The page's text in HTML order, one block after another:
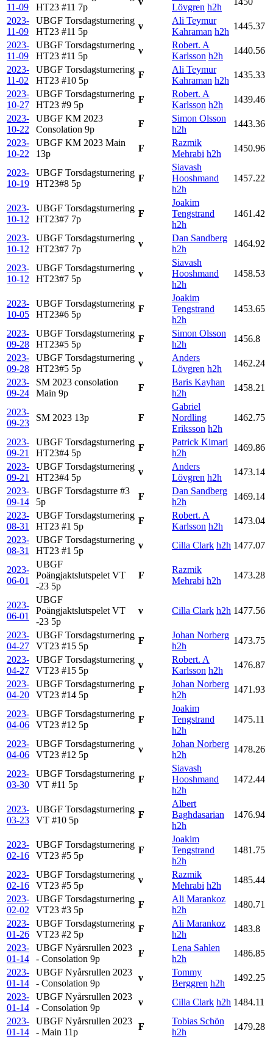
11-09
HT23 #11 7p
Lövgren h2h
2023-
11-09
UBGF Torsdagsturnering
HT23 #11 5p
v
Ali Teymur
Kahraman h2h
1445.37
2023-
11-09
UBGF Torsdagsturnering
HT23 #11 5p
v
Robert. A
Karlsson h2h
1440.56
2023-
11-02
UBGF Torsdagsturnering
HT23 #10 5p
F
Ali Teymur
Kahraman h2h
1435.33
2023-
10-27
UBGF Torsdagsturnering
HT23 #9 5p
F
Robert. A
Karlsson h2h
1439.46
2023-
10-22
UBGF KM 2023
Consolation 9p
F
Simon Olsson
h2h
1443.36
2023-
10-22
UBGF KM 2023 Main
13p
F
Razmik
Mehrabi h2h
1450.96
2023-
10-19
UBGF Torsdagsturnering
HT23#8 5p
F
Siavash
Hooshmand
h2h
1457.22
2023-
10-12
UBGF Torsdagsturnering
HT23#7 7p
F
Joakim
Tengstrand
h2h
1461.42
2023-
10-12
UBGF Torsdagsturnering
HT23#7 7p
v
Dan Sandberg
h2h
1464.92
2023-
10-12
UBGF Torsdagsturnering
HT23#7 5p
v
Siavash
Hooshmand
h2h
1458.53
2023-
10-05
UBGF Torsdagsturnering
HT23#6 5p
F
Joakim
Tengstrand
h2h
1453.65
2023-
09-28
UBGF Torsdagsturnering
HT23#5 5p
F
Simon Olsson
h2h
1456.8
2023-
09-28
UBGF Torsdagsturnering
HT23#5 5p
v
Anders
Lövgren h2h
1462.24
2023-
09-24
SM 2023 consolation
Main 9p
F
Baris Kayhan
h2h
1458.21
2023-
09-23
SM 2023 13p F
Gabriel
Nordling
Eriksson h2h
1462.75
2023-
09-21
UBGF Torsdagsturnering
HT23#4 5p
F
Patrick Kimari
h2h
1469.86
2023-
09-21
UBGF Torsdagsturnering
HT23#4 5p
v
Anders
Lövgren h2h
1473.14
2023-
09-14
UBGF Torsdagsturre #3
5p
F
Dan Sandberg
h2h
1469.14
2023-
08-31
UBGF Torsdagsturnering
HT23 #1 5p
F
Robert. A
Karlsson h2h
1473.04
2023-
08-31
UBGF Torsdagsturnering
HT23 #1 5p
v Cilla Clark h2h 1477.07
2023-
06-01
UBGF
Poängjaktslutspelet VT
-23 5p
F
Razmik
Mehrabi h2h
1473.28
2023-
06-01
UBGF
Poängjaktslutspelet VT
-23 5p
v Cilla Clark h2h 1477.56
2023-
04-27
UBGF Torsdagsturnering
VT23 #15 5p
F
Johan Norberg
h2h
1473.75
2023-
04-27
UBGF Torsdagsturnering
VT23 #15 5p
v
Robert. A
Karlsson h2h
1476.87
2023-
04-20
UBGF Torsdagsturnering
VT23 #14 5p
F
Johan Norberg
h2h
1471.93
2023-
04-06
UBGF Torsdagsturnering
VT23 #12 5p
F
Joakim
Tengstrand
h2h
1475.11
2023-
04-06
UBGF Torsdagsturnering
VT23 #12 5p
v
Johan Norberg
h2h
1478.26
2023-
03-30
UBGF Torsdagsturnering
VT #11 5p
F
Siavash
Hooshmand
h2h
1472.44
2023-
03-23
UBGF Torsdagsturnering
VT #10 5p
F
Albert
Baghdasarian
h2h
1476.94
2023-
02-16
UBGF Torsdagsturnering
VT23 #5 5p
F
Joakim
Tengstrand
h2h
1481.75
2023-
02-16
UBGF Torsdagsturnering
VT23 #5 5p
v
Razmik
Mehrabi h2h
1485.44
2023-
02-02
UBGF Torsdagsturnering
VT23 #3 5p
F
Ali Marankoz
h2h
1480.71
2023-
01-26
UBGF Torsdagsturnering
VT23 #2 5p
F
Ali Marankoz
h2h
1483.8
2023-
01-14
UBGF Nyårsrullen 2023
- Consolation 9p
F
Lena Sahlen
h2h
1486.85
2023-
01-14
UBGF Nyårsrullen 2023
- Consolation 9p
v
Tommy
Berggren h2h
1492.25
2023-
01-14
UBGF Nyårsrullen 2023
- Consolation 9p
v Cilla Clark h2h 1484.11
2023-
01-14
UBGF Nyårsrullen 2023
- Main 11p
F
Tobias Schön
h2h
1479.28